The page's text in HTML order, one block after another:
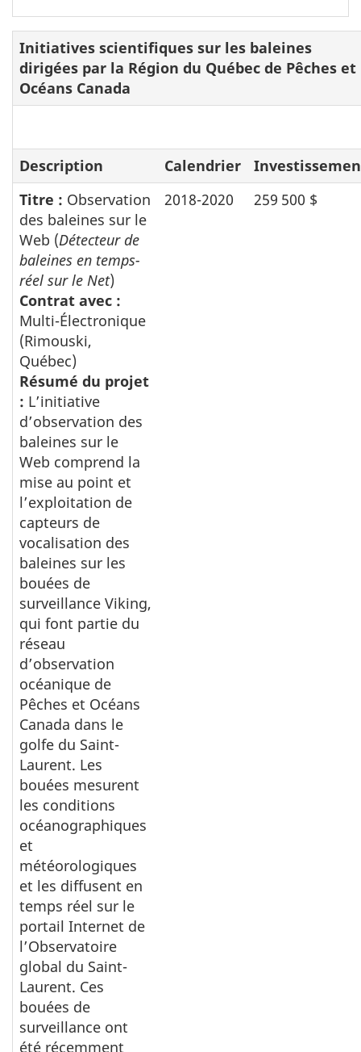
Initiatives scientifiques sur les baleines
dirigées par la Région du Québec de Pêches et
Océans Canada
Description Calendrier
Titre : Observation
des baleines sur le
Web (Détecteur de
baleines en temps-
réel sur le Net)
Contrat avec :
Multi-Électronique
(Rimouski,
Québec)
Résumé du projet
: L’initiative
d’observation des
baleines sur le
Web comprend la
mise au point et
l’exploitation de
capteurs de
vocalisation des
baleines sur les
bouées de
surveillance Viking,
qui font partie du
réseau
d’observation
océanique de
Pêches et Océans
Canada dans le
golfe du Saint-
Laurent. Les
bouées mesurent
les conditions
océanographiques
et
météorologiques
et les diffusent en
temps réel sur le
portail Internet de
l’Observatoire
global du Saint-
Laurent. Ces
bouées de
surveillance ont
été récemment
2018-2020 259 500 $